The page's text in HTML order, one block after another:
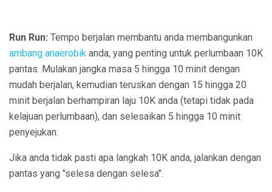
Run Run: Tempo berjalan membantu anda membangunkan
ambang anaerobik anda, yang penting untuk perlumbaan 10K
pantas. Mulakan jangka masa 5 hingga 10 minit dengan
mudah berjalan, kemudian teruskan dengan 15 hingga 20
minit berjalan berhampiran laju 10K anda (tetapi tidak pada
kelajuan perlumbaan), dan selesaikan 5 hingga 10 minit
penyejukan.
Jika anda tidak pasti apa langkah 10K anda, jalankan dengan
pantas yang "selesa dengan selesa".